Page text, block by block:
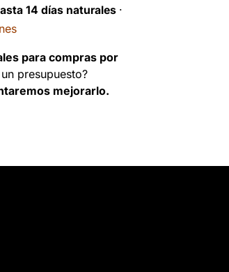
14 días naturales ·
para compras por
presupuesto?
mejorarlo.